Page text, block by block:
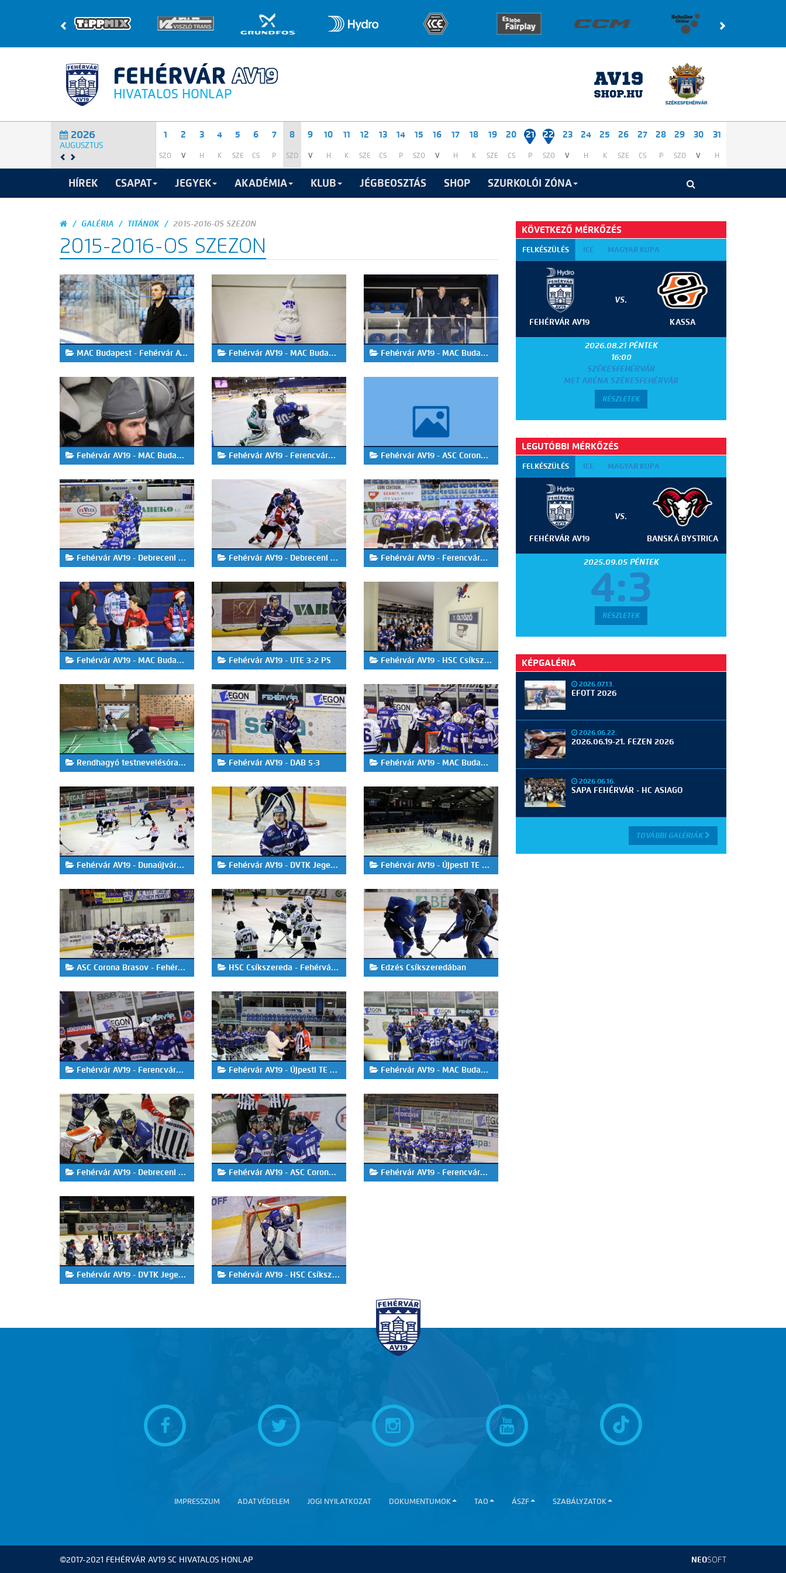
HIVATALOS HONLAP
2026
AUGUSZTUS
1
SZO
2
V
3
H
4
K
5
SZE
6
CS
7
P
8
SZO
9
V
10
H
11
K
12
SZE
13
CS
14
P
15
SZO
16
V
17
H
18
K
19
SZE
20
CS
21
P
22
SZO
23
V
24
H
25
K
26
SZE
27
CS
28
P
29
SZO
30
V
31
H
HÍREK CSAPAT JEGYEK AKADÉMIA KLUB JÉGBEOSZTÁS SHOP SZURKOLÓI ZÓNA
GALÉRIA TITÁNOK 2015-2016-OS SZEZON
2015-2016-OS SZEZON
MAC Budapest - Fehérvár AV19 6-2 - playoff 7. Fehérvár AV19 - MAC Budapest 2-1 Fehérvár AV19 - MAC Budapest 8-2
Fehérvár AV19 - MAC Budapest 5-4 (h.u.) Fehérvár AV19 - Ferencvárosi TC 7-2 Fehérvár AV19 - ASC Corona Brasov 6-1
Fehérvár AV19 - Debreceni HK 2-1 - h.u. Fehérvár AV19 - Debreceni HK 2-0 Fehérvár AV19 - Ferencváros 1-0
Fehérvár AV19 - MAC Budapest 2-6 Fehérvár AV19 - UTE 3-2 PS Fehérvár AV19 - HSC Csíkszereda 2-3
Rendhagyó testnevelésóra az István Király Általános Iskolában Fehérvár AV19 - DAB 5-3 Fehérvár AV19 - MAC Budapest 3-4
Fehérvár AV19 - Dunaújvárosi Acélbikák 2-4 Fehérvár AV19 - DVTK Jegesmedvék 3-5 Fehérvár AV19 - Újpesti TE 4-2
ASC Corona Brasov - Fehérvár AV19 2-5 HSC Csíkszereda - Fehérvár AV19 3-8 Edzés Csíkszeredában
Fehérvár AV19 - Ferencváros 6-0 Fehérvár AV19 - Újpesti TE 2-4 Fehérvár AV19 - MAC Budapest 3-2
Fehérvár AV19 - Debreceni Hoki Klub 2-3 Fehérvár AV19 - ASC Corona Brasov 4-3 Fehérvár AV19 - Ferencvárosi TC 3-0
Fehérvár AV19 - DVTK Jegesmedvék 2-4 Fehérvár AV19 - HSC Csíkszereda 5-4
KÖVETKEZŐ MÉRKŐZÉS
FELKÉSZÜLÉS ICE MAGYAR KUPA
FEHÉRVÁR AV19
VS.
KASSA
2026.08.21 PÉNTEK
16:00
SZÉKESFEHÉRVÁR
MET ARÉNA SZÉKESFEHÉRVÁR
RÉSZLETEK
LEGUTÓBBI MÉRKŐZÉS
FELKÉSZÜLÉS ICE MAGYAR KUPA
FEHÉRVÁR AV19
VS.
BANSKÁ BYSTRICA
2025.09.05 PÉNTEK
4:3
RÉSZLETEK
KÉPGALÉRIA
2026.07.13.
EFOTT 2026
2026.06.22.
2026.06.19-21. FEZEN 2026
2026.06.16.
SAPA FEHÉRVÁR - HC ASIAGO
TOVÁBBI GALÉRIÁK
IMPRESSZUM ADATVÉDELEM JOGI NYILATKOZAT DOKUMENTUMOK TAO ÁSZF SZABÁLYZATOK
©2017-2021 FEHÉRVÁR AV19 SC HIVATALOS HONLAP NEOSOFT